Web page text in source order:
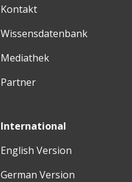
Kontakt
Wissensdatenbank
Mediathek
Partner
International
English Version
German Version